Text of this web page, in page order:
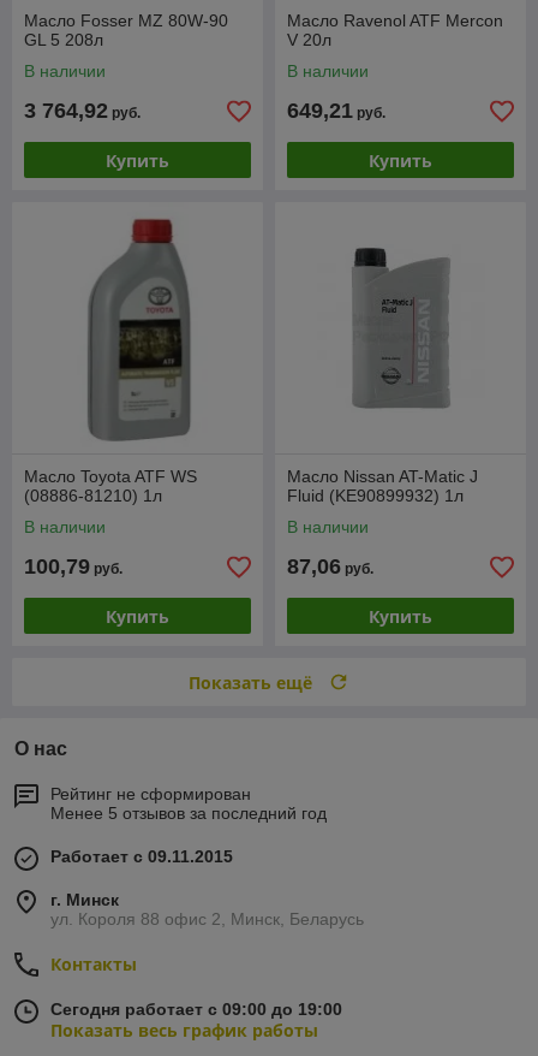
Масло Fosser MZ 80W-90
GL 5 208л
В наличии
3 764,92 руб.
Купить
Масло Ravenol ATF Mercon
V 20л
В наличии
649,21 руб.
Купить
Масло Toyota ATF WS
(08886-81210) 1л
В наличии
100,79 руб.
Купить
Масло Nissan AT-Matic J
Fluid (KE90899932) 1л
В наличии
87,06 руб.
Купить
Показать ещё
О нас
Рейтинг не сформирован
Менее 5 отзывов за последний год
Работает с 09.11.2015
г. Минск
ул. Короля 88 офис 2, Минск, Беларусь
Контакты
Сегодня работает с 09:00 до 19:00
Показать весь график работы